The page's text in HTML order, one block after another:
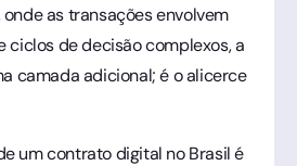
as transações envolvem
ciclos de decisão complexos, a
camada adicional; é o alicerce
um contrato digital no Brasil é